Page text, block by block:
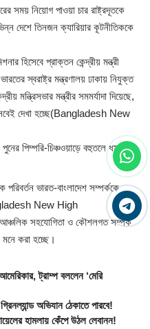
সময় নিয়োগ পাওয়া চার রাষ্ট্রদূতকে
দেশে তিনজন ক্যারিয়ার কূটনীতিককে
হিসেবে প্রাক্তন কেন্দ্রীয় মন্ত্রী
স্বরাষ্ট্র মন্ত্রণালয় ঢাকায় নিযুক্ত
মন্ত্রিসভার মন্ত্রীর সমমর্যাদা দিয়েছে,
দেখা হচ্ছে(Bangladesh New
পিম্পরি-চিঞ্চওয়াড়ে বহুতলে ধস,
ভারত-বাংলাদেশ সম্পর্ককে
New High
সহযোগিতা ও কৌশলগত সম্পর্ক
করা হচ্ছে।
ট্রাম্প বললেন ‘মেরি
অভিযান ঠেকাতে পারবে!
হামলায় কেঁপে উঠল লেবানন!